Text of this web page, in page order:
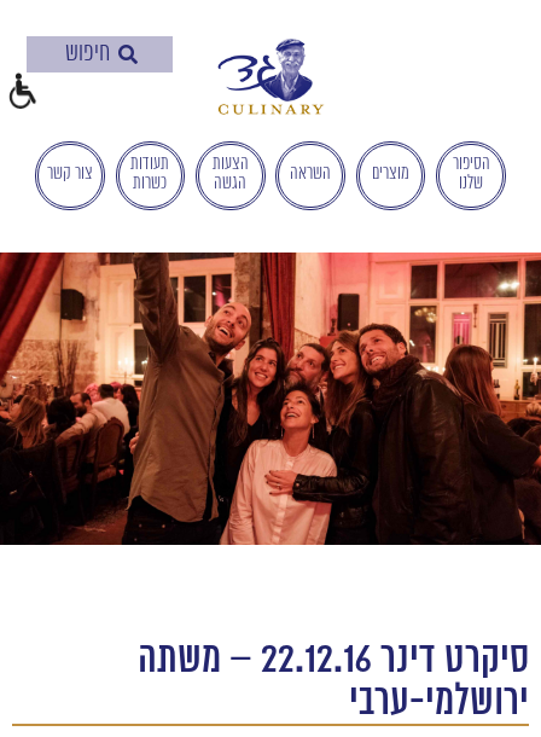
הישראלי
לְהַנְגָּשָׁת
אָתָרִים".
הַמְּסַיַּעַת
לִנְגִישׁוּת
הָאֲתָר.
לִפְתִיחַת
תַּפְרִיט
הֵנְּגִישׁוּת
לְחַץ
ALT+0
הסיפור
שלנו
מוצרים השראה
הצעות
הגשה
תעודות
כשרות
צור קשר
סיקרט דינר 22.12.16 – משתה
ירושלמי-ערבי